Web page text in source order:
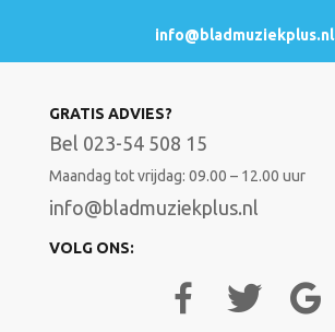
info@bladmuziekplus.nl
GRATIS ADVIES?
Bel 023-54 508 15
Maandag tot vrijdag: 09.00 – 12.00 uur
info@bladmuziekplus.nl
VOLG ONS: